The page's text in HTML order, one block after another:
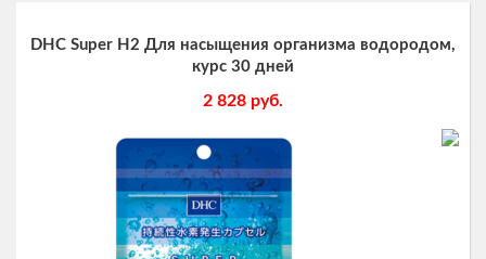
DHC Super H2 Для насыщения организма водородом,
курс 30 дней
2 828 руб.